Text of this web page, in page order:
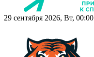
29 сентября 2026, Вт, 00:00